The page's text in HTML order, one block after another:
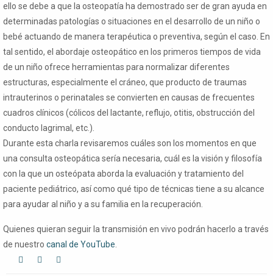
ello se debe a que la osteopatía ha demostrado ser de gran ayuda en
determinadas patologías o situaciones en el desarrollo de un niño o
bebé actuando de manera terapéutica o preventiva, según el caso. En
tal sentido, el abordaje osteopático en los primeros tiempos de vida
de un niño ofrece herramientas para normalizar diferentes
estructuras, especialmente el cráneo, que producto de traumas
intrauterinos o perinatales se convierten en causas de frecuentes
cuadros clínicos (cólicos del lactante, reflujo, otitis, obstrucción del
conducto lagrimal, etc.).
Durante esta charla revisaremos cuáles son los momentos en que
una consulta osteopática sería necesaria, cuál es la visión y filosofía
con la que un osteópata aborda la evaluación y tratamiento del
paciente pediátrico, así como qué tipo de técnicas tiene a su alcance
para ayudar al niño y a su familia en la recuperación.
Quienes quieran seguir la transmisión en vivo podrán hacerlo a través
de nuestro canal de YouTube